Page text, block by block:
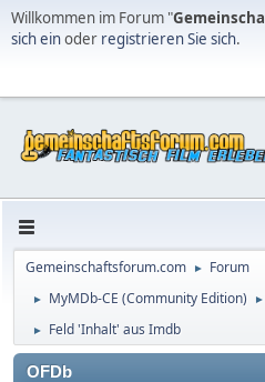
Willkommen im Forum "
sich einoder registrieren Sie sich.
Gemeinschaftsforum.com ► Forum
► MyMDb-CE (Community Edition) ►
► Feld 'Inhalt' aus Imdb
OFDb